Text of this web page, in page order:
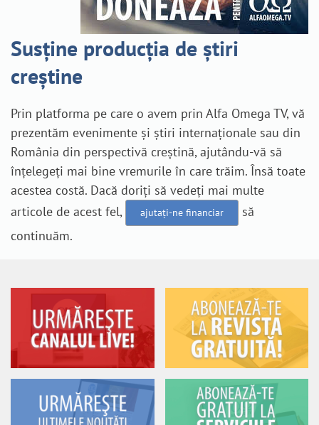
Susține producția de știri
creștine
Prin platforma pe care o avem prin Alfa Omega TV, vă
prezentăm evenimente și știri internaționale sau din
România din perspectivă creștină, ajutându-vă să
înțelegeți mai bine vremurile în care trăim. Însă toate
acestea costă. Dacă doriți să vedeți mai multe
articole de acest fel,
ajutați-ne financiar
să
continuăm.